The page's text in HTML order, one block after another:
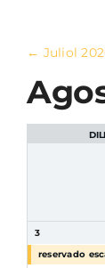
← Juliol
3
reservado